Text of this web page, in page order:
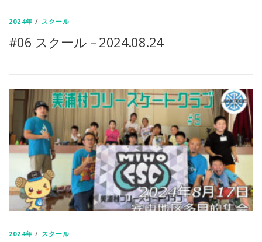
2024年 / スクール
#06 スクール – 2024.08.24
2024年 / スクール